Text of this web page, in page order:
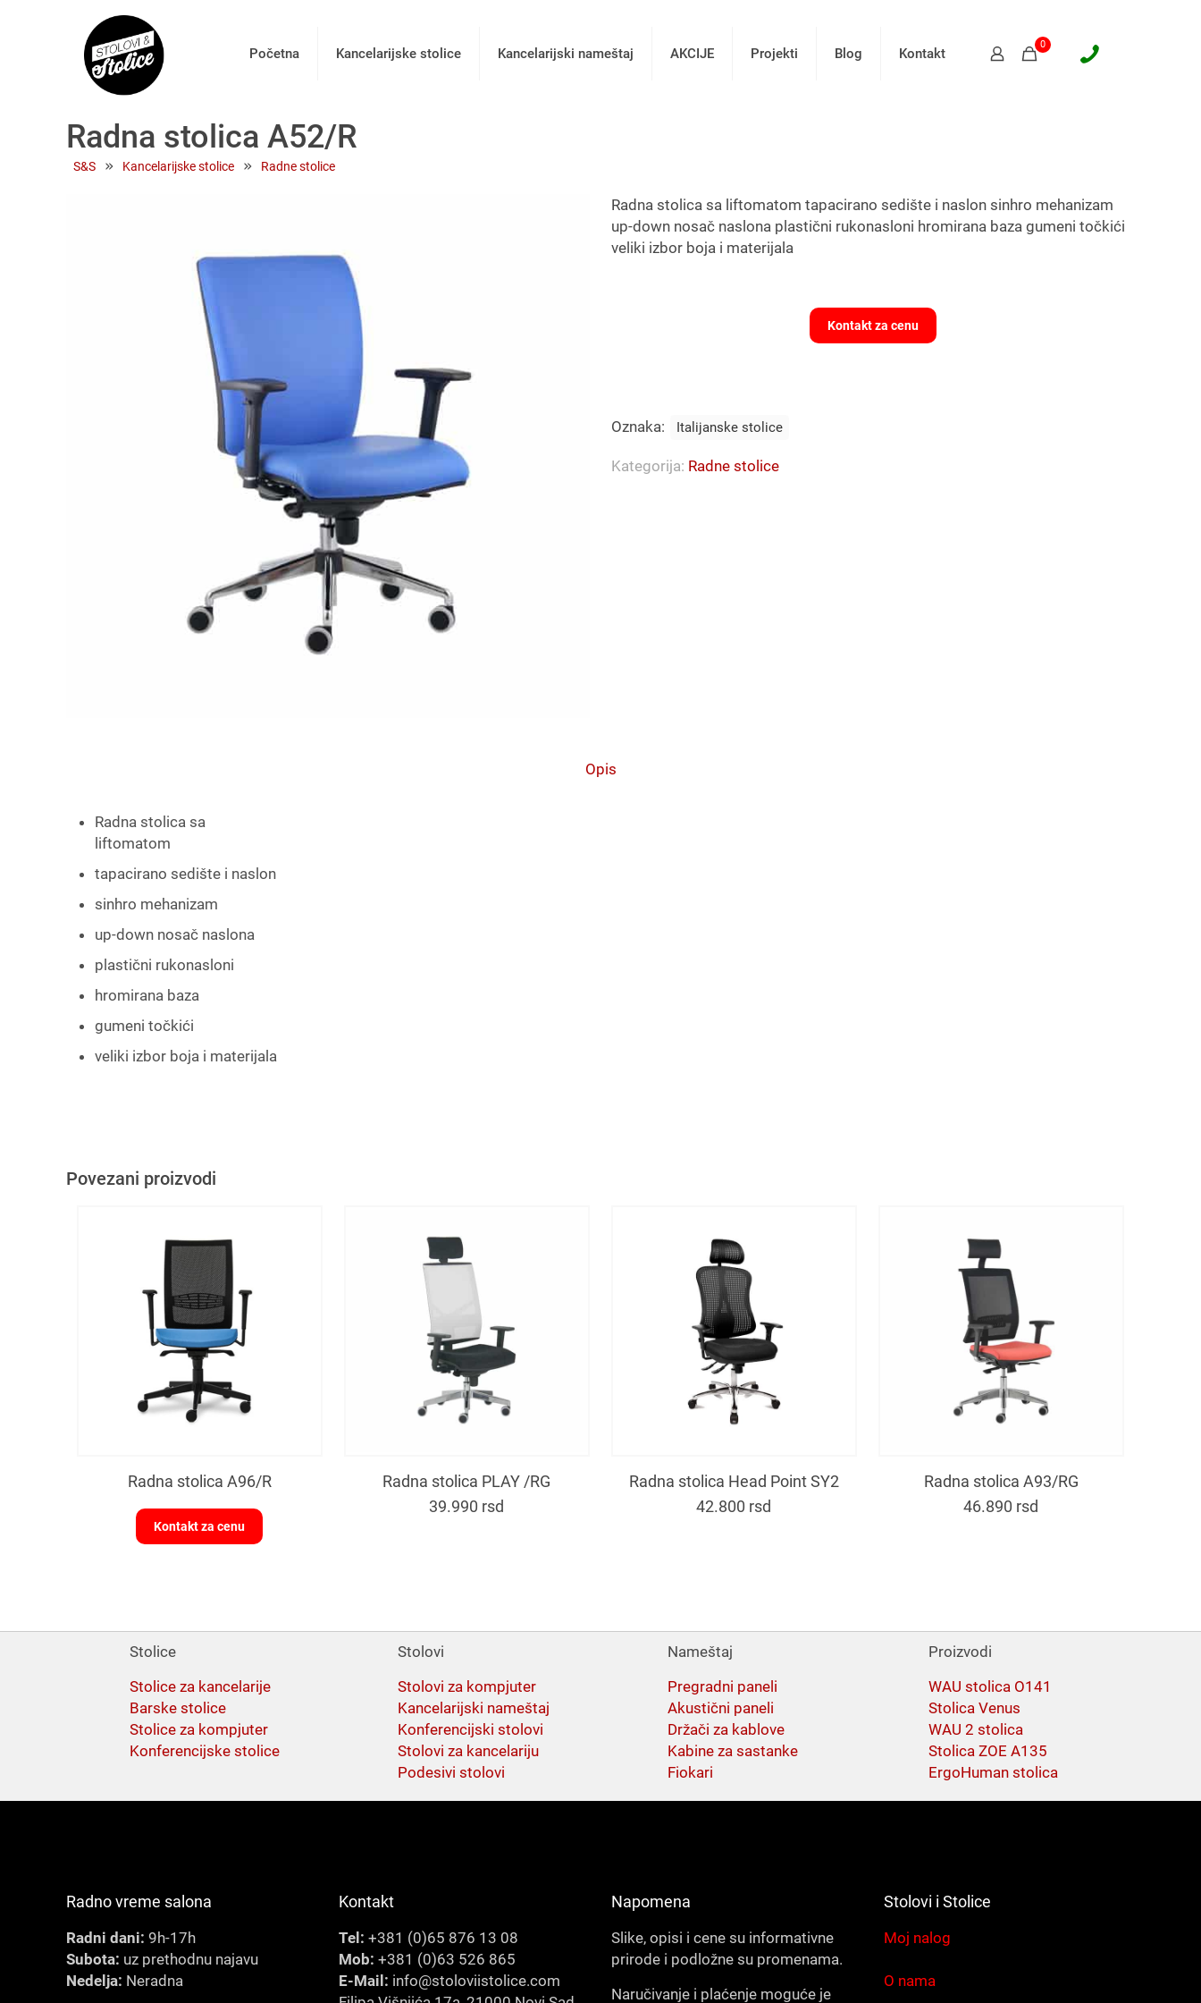
Početna Kancelarijske stolice Kancelarijski nameštaj AKCIJE Projekti Blog Kontakt
0
Radna stolica A52/R
S&S » Kancelarijske stolice » Radne stolice
Radna stolica sa liftomatom tapacirano sedište i naslon sinhro mehanizam
up-down nosač naslona plastični rukonasloni hromirana baza gumeni točkići
veliki izbor boja i materijala
Kontakt za cenu
Oznaka: Italijanske stolice
Kategorija: Radne stolice
Opis
Radna stolica sa
liftomatom
tapacirano sedište i naslon
sinhro mehanizam
up-down nosač naslona
plastični rukonasloni
hromirana baza
gumeni točkići
veliki izbor boja i materijala
Povezani proizvodi
Radna stolica A96/R
Kontakt za cenu
Radna stolica PLAY /RG
39.990 rsd
Radna stolica Head Point SY2
42.800 rsd
Radna stolica A93/RG
46.890 rsd
Stolice
Stolice za kancelarije
Barske stolice
Stolice za kompjuter
Konferencijske stolice
Stolovi
Stolovi za kompjuter
Kancelarijski nameštaj
Konferencijski stolovi
Stolovi za kancelariju
Podesivi stolovi
Nameštaj
Pregradni paneli
Akustični paneli
Držači za kablove
Kabine za sastanke
Fiokari
Proizvodi
WAU stolica O141
Stolica Venus
WAU 2 stolica
Stolica ZOE A135
ErgoHuman stolica
Radno vreme salona
Radni dani: 9h-17h
Subota: uz prethodnu najavu
Nedelja: Neradna
Kontakt
Tel: +381 (0)65 876 13 08
Mob: +381 (0)63 526 865
E-Mail: info@stoloviistolice.com
Napomena
Slike, opisi i cene su informativne
prirode i podložne su promenama.
Naručivanje i plaćenje moguće je
Stolovi i Stolice
Moj nalog
O nama